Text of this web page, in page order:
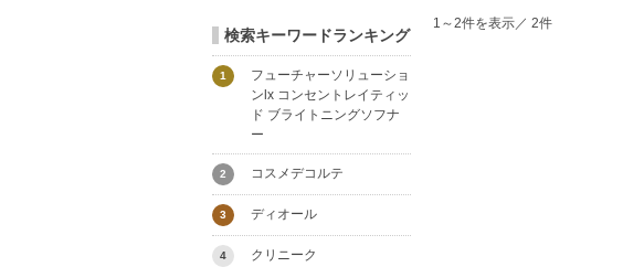
1～2件を表示／ 2件
検索キーワードランキング
1
フューチャーソリューショ
ンlx コンセントレイティッ
ド ブライトニングソフナ
ー
2 コスメデコルテ
3 ディオール
4 クリニーク